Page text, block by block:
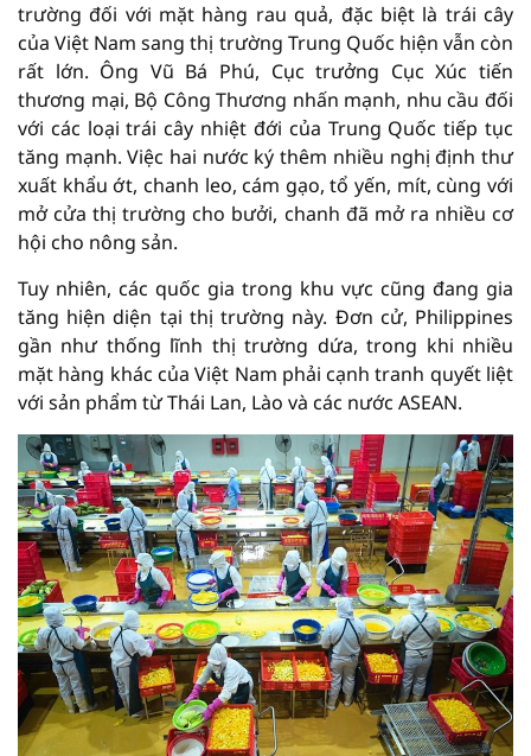
trường đối với mặt hàng rau quả, đặc biệt là trái cây
của Việt Nam sang thị trường Trung Quốc hiện vẫn còn
rất lớn. Ông Vũ Bá Phú, Cục trưởng Cục Xúc tiến
thương mại, Bộ Công Thương nhấn mạnh, nhu cầu đối
với các loại trái cây nhiệt đới của Trung Quốc tiếp tục
tăng mạnh. Việc hai nước ký thêm nhiều nghị định thư
xuất khẩu ớt, chanh leo, cám gạo, tổ yến, mít, cùng với
mở cửa thị trường cho bưởi, chanh đã mở ra nhiều cơ
hội cho nông sản.
Tuy nhiên, các quốc gia trong khu vực cũng đang gia
tăng hiện diện tại thị trường này. Đơn cử, Philippines
gần như thống lĩnh thị trường dứa, trong khi nhiều
mặt hàng khác của Việt Nam phải cạnh tranh quyết liệt
với sản phẩm từ Thái Lan, Lào và các nước ASEAN.